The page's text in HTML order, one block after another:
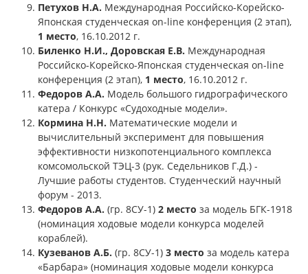
Петухов Н.А. Международная Российско-Корейско-
Японская студенческая on-line конференция (2 этап),
1 место, 16.10.2012 г.
Биленко Н.И., Доровская Е.В. Международная
Российско-Корейско-Японская студенческая on-line
конференция (2 этап), 1 место, 16.10.2012 г.
Федоров А.А. Модель большого гидрографического
катера / Конкурс «Судоходные модели».
Кормина Н.Н. Математические модели и
вычислительный эксперимент для повышения
эффективности низкопотенциального комплекса
комсомольской ТЭЦ-3 (рук. Седельников Г.Д.) -
Лучшие работы студентов. Студенческий научный
форум - 2013.
Федоров А.А. (гр. 8СУ-1) 2 место за модель БГК-1918
(номинация ходовые модели конкурса моделей
кораблей).
Кузеванов А.Б. (гр. 8СУ-1) 3 место за модель катера
«Барбара» (номинация ходовые модели конкурса